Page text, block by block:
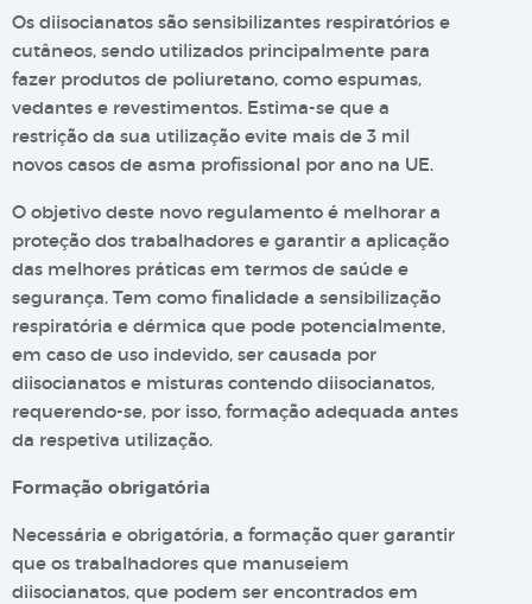
Os diisocianatos são sensibilizantes respiratórios e
cutâneos, sendo utilizados principalmente para
fazer produtos de poliuretano, como espumas,
vedantes e revestimentos. Estima-se que a
restrição da sua utilização evite mais de 3 mil
novos casos de asma profissional por ano na UE.
O objetivo deste novo regulamento é melhorar a
proteção dos trabalhadores e garantir a aplicação
das melhores práticas em termos de saúde e
segurança. Tem como finalidade a sensibilização
respiratória e dérmica que pode potencialmente,
em caso de uso indevido, ser causada por
diisocianatos e misturas contendo diisocianatos,
requerendo-se, por isso, formação adequada antes
da respetiva utilização.
Formação obrigatória
Necessária e obrigatória, a formação quer garantir
que os trabalhadores que manuseiem
diisocianatos, que podem ser encontrados em